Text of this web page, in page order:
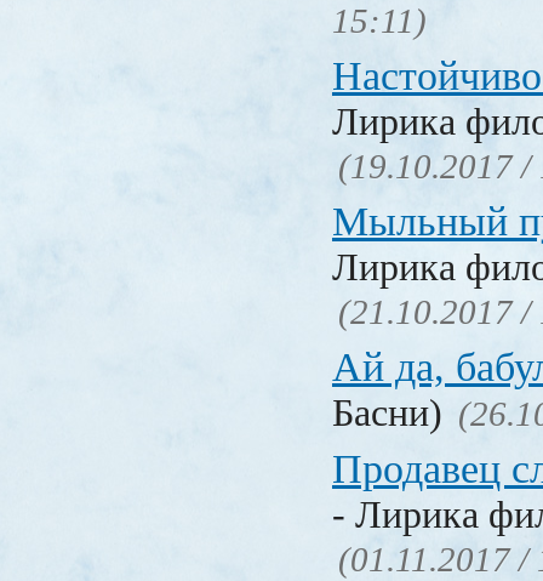
15:11)
Лирика
(19.10.2017 /
Мыльный
Лирика
(21.10.2017 /
Ай да,
Басни)
Продавец
- Лирика
(01.11.2017 /